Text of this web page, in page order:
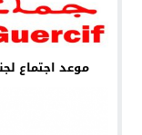
موعد اجتماع